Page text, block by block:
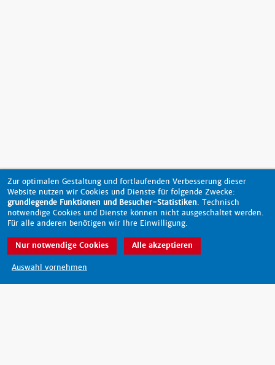
nach oben
Zur optimalen Gestaltung und fortlaufenden Verbesserung dieser
Website nutzen wir Cookies und Dienste für folgende Zwecke:
grundlegende Funktionen und Besucher-Statistiken. Technisch
notwendige Cookies und Dienste können nicht ausgeschaltet werden.
Für alle anderen benötigen wir Ihre Einwilligung.
Auswahl vornehmen
Nur notwendige Cookies Alle akzeptieren